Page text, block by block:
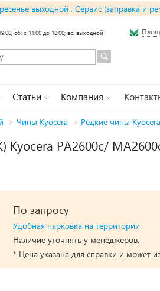
выходной , Сервис (заправка и
сб: с 11:00 до 18:00; вс: выходной
Статьи Компания
> Чипы Kyocera > Редкие чипы Kyocera
Kyocera PA2600c/
По запросу
Удобная парковка на территории.
Наличие уточнять у менеджеров.
* Цена указана для справки и может